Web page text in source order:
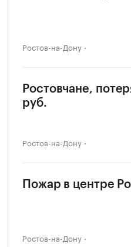
Ростов-на-Дону
Ростовчане,
руб.
Ростов-на-Дону
Пожар в центре
Ростов-на-Дону